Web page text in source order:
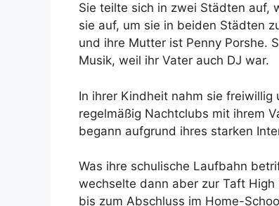
Sie teilte sich in zwei Städten auf,
sie auf, um sie in beiden Städten
und ihre Mutter ist Penny Porshe.
Musik, weil ihr Vater auch DJ war.
In ihrer Kindheit nahm sie
regelmäßig Nachtclubs mit ihrem
begann aufgrund ihres starken
Was ihre schulische Laufbahn
wechselte dann aber zur Taft
bis zum Abschluss im Home-